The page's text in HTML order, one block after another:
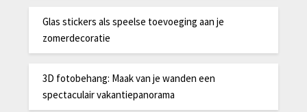
Glas stickers als speelse toevoeging aan je
zomerdecoratie
3D fotobehang: Maak van je wanden een
spectaculair vakantiepanorama